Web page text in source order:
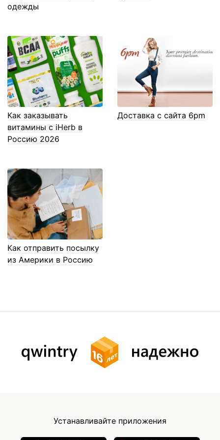
одежды
Как заказывать
витамины с iHerb в
Россию 2026
Доставка с сайта 6pm
Как отправить посылку
из Америки в Россию
Устанавливайте приложения